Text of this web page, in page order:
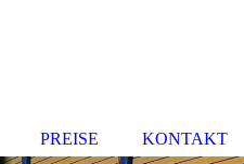
PREISE KONTAKT